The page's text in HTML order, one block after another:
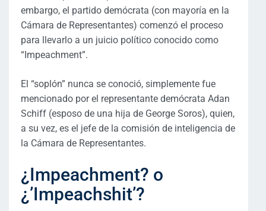
embargo, el partido demócrata (con mayoría en la
Cámara de Representantes) comenzó el proceso
para llevarlo a un juicio político conocido como
“Impeachment”.
El “soplón” nunca se conoció, simplemente fue
mencionado por el representante demócrata Adan
Schiff (esposo de una hija de George Soros), quien,
a su vez, es el jefe de la comisión de inteligencia de
la Cámara de Representantes.
¿Impeachment? o
¿’Impeachshit’?